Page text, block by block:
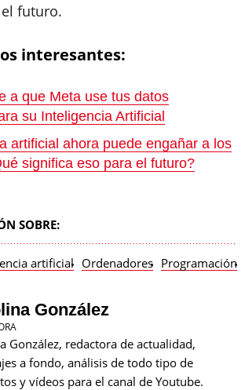
futuro.
interesantes:
a que Meta use tus datos
su Inteligencia Artificial
artificial ahora puede engañar a los
significa eso para el futuro?
SOBRE:
artificial Ordenadores Programación
González
González, redactora de actualidad,
a fondo, análisis de todo tipo de
y vídeos para el canal de Youtube.